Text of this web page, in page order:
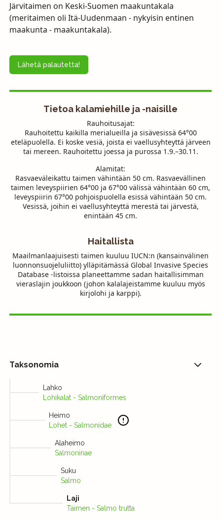
Järvitaimen on Keski-Suomen maakuntakala
(meritaimen oli Itä-Uudenmaan - nykyisin entinen
maakunta - maakuntakala).
Lähetä palautetta!
Tietoa kalamiehille ja -naisille
Rauhoitusajat:
Rauhoitettu kaikilla merialueilla ja sisävesissä 64°00
eteläpuolella. Ei koske vesiä, joista ei vaellusyhteyttä järveen
tai mereen. Rauhoitettu joessa ja purossa 1.9.–30.11.
Alamitat:
Rasvaeväleikattu taimen vähintään 50 cm. Rasvaevällinen
taimen leveyspiirien 64°00 ja 67°00 välissä vähintään 60 cm,
leveyspiirin 67°00 pohjoispuolella esissä vähintään 50 cm.
Vesissä, joihin ei vaellusyhteyttä merestä tai järvestä,
enintään 45 cm.
Haitallista
Maailmanlaajuisesti taimen kuuluu IUCN:n (kansainvälinen
luonnonsuojeluliitto) ylläpitämässä Global Invasive Species
Database -listoissa planeettamme sadan haitallisimman
vieraslajin joukkoon (johon kalalajeistamme kuuluu myös
kirjolohi ja karppi).
Taksonomia
Lahko
Lohikalat - Salmoniformes
Heimo
Lohet - Salmonidae
Alaheimo
Salmoninae
Suku
Salmo
Laji
Taimen - Salmo trutta